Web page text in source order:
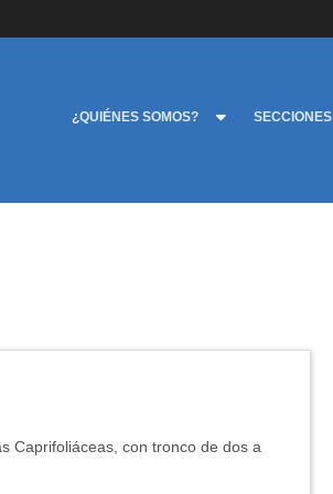
¿QUIÉNES SOMOS? SECCIONES
Caprifoliáceas, con tronco de dos a